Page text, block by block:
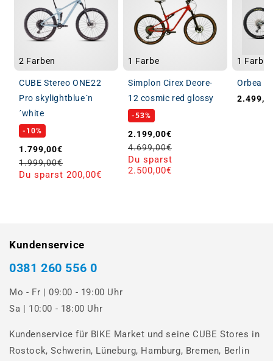
2 Farben
CUBE Stereo ONE22
Pro skylightblue´n
´white
-10%
Verkaufspreis
1.799,00€ Normaler Preis
1.999,00€
Du sparst 200,00€
1 Farbe
Simplon Cirex Deore-
12 cosmic red glossy
-53%
Verkaufspreis
2.199,00€
4.699,00€
Du sparst
2.500,00€
1 Farbe
Orbea
Kundenservice
0381 260 556 0
Mo - Fr | 09:00 - 19:00 Uhr
Sa | 10:00 - 18:00 Uhr
Kundenservice für BIKE Market und seine CUBE Stores in
Rostock, Schwerin, Lüneburg, Hamburg, Bremen, Berlin